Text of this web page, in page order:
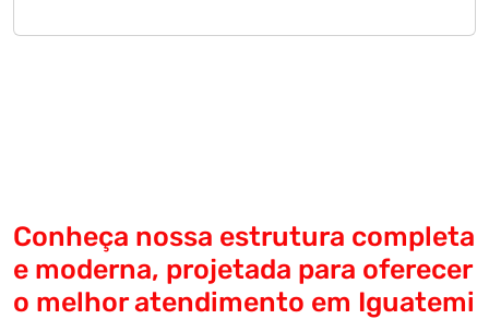
Conheça nossa estrutura completa
e moderna, projetada para oferecer
o melhor atendimento em Iguatemi